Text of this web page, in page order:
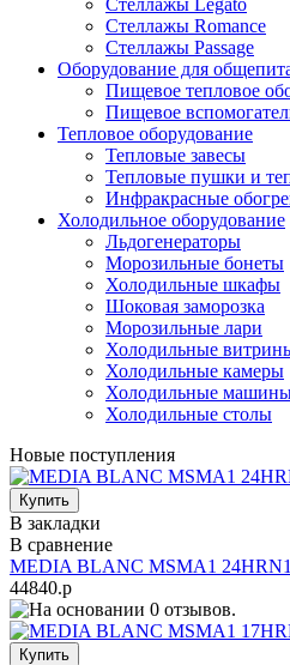
Стеллажы Romance
Стеллажы Passage
Оборудование для
Пищевое тепловое
Пищевое
Тепловое оборудование
Тепловые завесы
Тепловые пушки и
Инфракрасные
Холодильное оборудование
Льдогенераторы
Морозильные бонеты
Холодильные шкафы
Шоковая заморозка
Морозильные лари
Холодильные
Холодильные камеры
Холодильные
Холодильные столы
Новые поступления
В закладки
В сравнение
MEDIA BLANC MSMA1 24HRN1
44840.р